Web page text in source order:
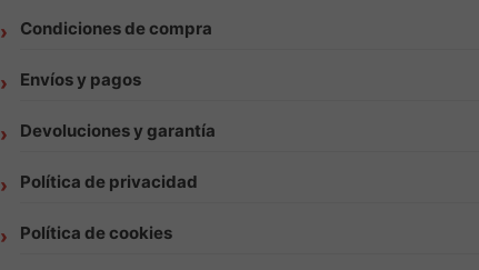
Condiciones de compra
Envíos y pagos
Devoluciones y garantía
Política de privacidad
Política de cookies